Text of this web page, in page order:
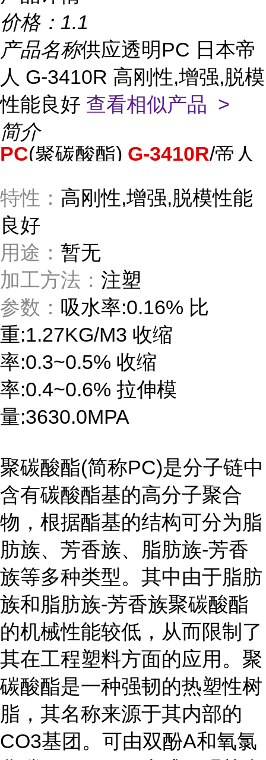
价格： 1.1
产品名称供应透明PC 日本帝
人 G-3410R 高刚性,增强,脱模
性能良好 查看相似产品 >
简介
PC(聚碳酸酯) G-3410R/帝人
特性： 高刚性,增强,脱模性能
良好
用途： 暂无
加工方法： 注塑
参数： 吸水率:0.16% 比
重:1.27KG/M3 收缩
率:0.3~0.5% 收缩
率:0.4~0.6% 拉伸模
量:3630.0MPA
聚碳酸酯(简称PC)是分子链中
含有碳酸酯基的高分子聚合
物，根据酯基的结构可分为脂
肪族、芳香族、脂肪族-芳香
族等多种类型。其中由于脂肪
族和脂肪族-芳香族聚碳酸酯
的机械性能较低，从而限制了
其在工程塑料方面的应用。聚
碳酸酯是一种强韧的热塑性树
脂，其名称来源于其内部的
CO3基团。可由双酚A和氧氯